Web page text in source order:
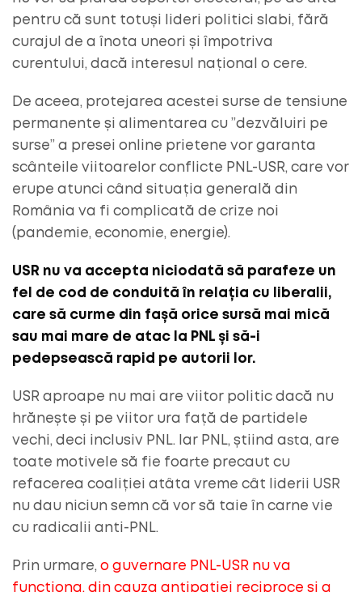
pentru că sunt totuși lideri politici slabi, fără
curajul de a înota uneori și împotriva
curentului, dacă interesul național o cere.
De aceea, protejarea acestei surse de tensiune
permanente și alimentarea cu ”dezvăluiri pe
surse” a presei online prietene vor garanta
scânteile viitoarelor conflicte PNL-USR, care vor
erupe atunci când situația generală din
România va fi complicată de crize noi
(pandemie, economie, energie).
USR nu va accepta niciodată să parafeze un
fel de cod de conduită în relația cu liberalii,
care să curme din fașă orice sursă mai mică
sau mai mare de atac la PNL și să-i
pedepsească rapid pe autorii lor.
USR aproape nu mai are viitor politic dacă nu
hrănește și pe viitor ura față de partidele
vechi, deci inclusiv PNL. Iar PNL, știind asta, are
toate motivele să fie foarte precaut cu
refacerea coaliției atâta vreme cât liderii USR
nu dau niciun semn că vor să taie în carne vie
cu radicalii anti-PNL.
Prin urmare, o guvernare PNL-USR nu va
funcționa, din cauza antipatiei reciproce și a